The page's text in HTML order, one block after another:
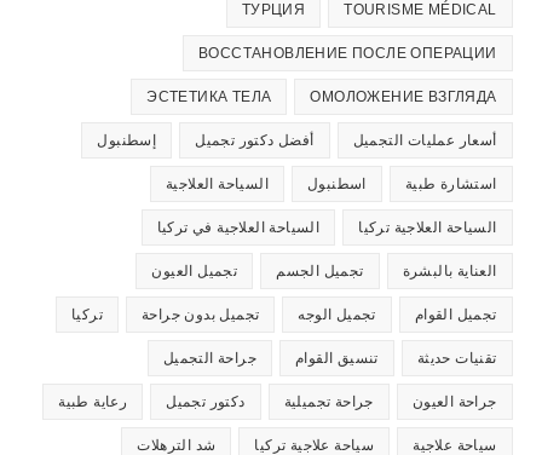
ТУРЦИЯ
ВОССТАНОВЛЕНИЕ ПОСЛЕ
ОМОЛОЖЕНИЕ
ЭСТЕТИКА ТЕЛА
التجميل أفضل دكتور تجميل إسطنبول
اسطنبول السياحة العلاجية
تركيا السياحة العلاجية في تركيا
تجميل الجسم تجميل العيون
تجميل الوجه تجميل بدون جراحة تركيا
تنسيق القوام جراحة التجميل
جراحة تجميلية دكتور تجميل رعاية طبية
سياحة علاجية تركيا شد الترهلات